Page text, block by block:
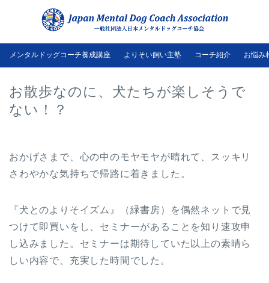
メンタルドッグコーチ養成講座 よりそい飼い主塾 コーチ紹介 お悩み
お散歩なのに、犬たちが楽しそうで
ない！？
おかげさまで、心の中のモヤモヤが晴れて、スッキリ
さわやかな気持ちで帰路に着きました。
『犬とのよりそイズム』（緑書房）を偶然ネットで見
つけて即買いをし、セミナーがあることを知り速攻申
し込みました。セミナーは期待していた以上の素晴ら
しい内容で、充実した時間でした。